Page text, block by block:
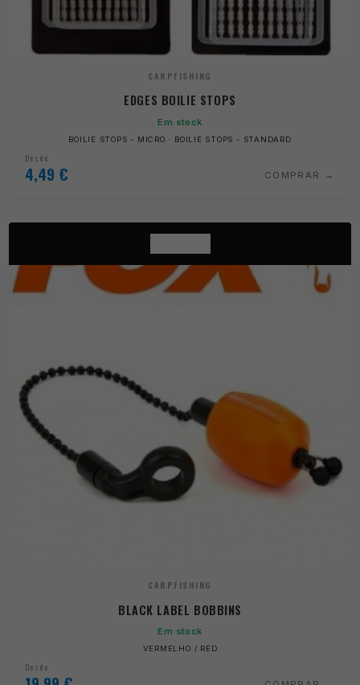
CARPFISHING
EDGES BOILIE STOPS
Em stock
BOILIE STOPS - MICRO · BOILIE STOPS - STANDARD
Desde
4,49 € COMPRAR
CARPFISHING
BLACK LABEL BOBBINS
Em stock
VERMELHO / RED
Desde